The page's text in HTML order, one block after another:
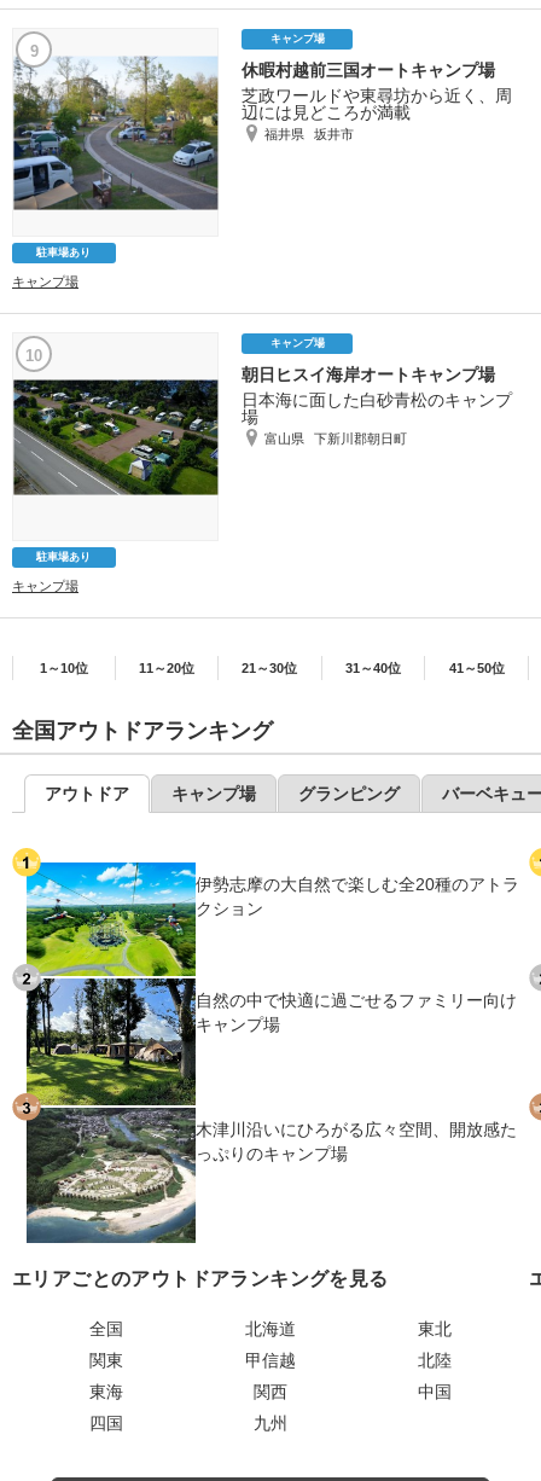
9
キャンプ場
休暇村越前三国オートキャンプ場
芝政ワールドや東尋坊から近く、周
辺には見どころが満載
福井県 坂井市
駐車場あり
キャンプ場
10
キャンプ場
朝日ヒスイ海岸オートキャンプ場
日本海に面した白砂青松のキャンプ
場
富山県 下新川郡朝日町
駐車場あり
キャンプ場
1～10位 11～20位 21～30位 31～40位 41～50位
全国アウトドアランキング
アウトドア キャンプ場 グランピング バーベキュ
伊勢志摩の大自然で楽しむ全20種のアトラ
クション
自然の中で快適に過ごせるファミリー向け
キャンプ場
木津川沿いにひろがる広々空間、開放感た
っぷりのキャンプ場
エリアごとのアウトドアランキングを見る
全国 北海道
東北
関東
甲信越
北陸
東海
関西
中国
四国
九州